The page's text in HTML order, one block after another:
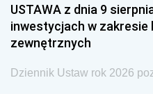
USTAWA z dnia 9
inwestycjach w
zewnętrznych
Dziennik Ustaw rok 2026